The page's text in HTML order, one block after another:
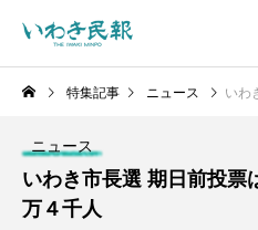
特集記事 ニュース いわき
ニュース
いわき市長選 期日前投票
万４千人